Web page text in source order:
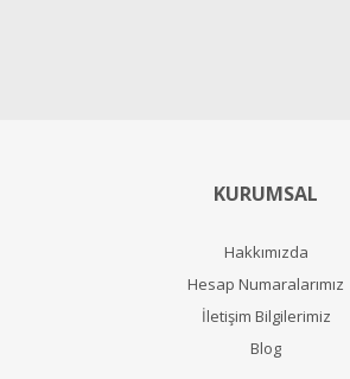
KURUMSAL
Hakkımızda
Hesap Numaralarımız
İletişim Bilgilerimiz
Blog